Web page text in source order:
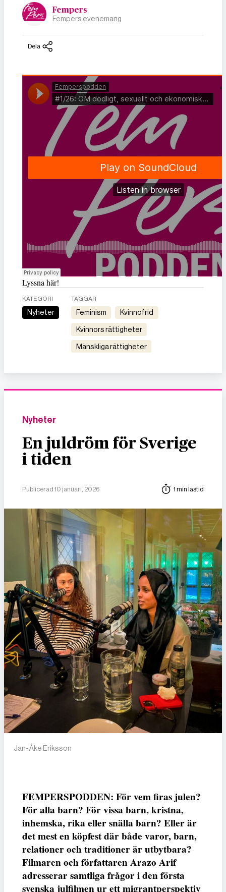
Fempers
Fempers evenemang
Dela
Lyssna här!
KATEGORI
Nyheter
TAGGAR
feminism kvinnofrid
kvinnors rättigheter
mänskliga rättigheter
Nyheter
En juldröm för Sverige
i tiden
Publicerad 10 januari, 2026 1 min lästid
Jan-Åke Eriksson
FEMPERSPODDEN: För vem firas julen?
För alla barn? För vissa barn, kristna,
inhemska, rika eller snälla barn? Eller är
det mest en köpfest där både varor, barn,
relationer och traditioner är utbytbara?
Filmaren och författaren Arazo Arif
adresserar samtliga frågor i den första
svenska julfilmen ur ett migrantperspektiv